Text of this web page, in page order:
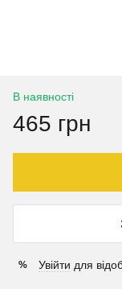
В наявності
465 грн
% Увійти для